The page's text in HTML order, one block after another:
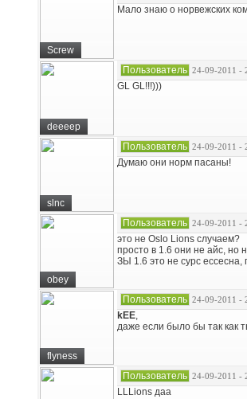
Screw
Мало знаю о норвежских
deeeep
Пользователь 24-09-2011 -
GL GL!!!)))
slnc
Пользователь 24-09-2011 -
Думаю они норм пасаны!
obey
Пользователь 24-09-2011 -
это не Oslo Lions случаем?
просто в 1.6 они не айс, но
ЗЫ 1.6 это не сурс ессесна,
flyness
Пользователь 24-09-2011 -
kEE,
даже если было бы так как
Пользователь 24-09-2011 -
LLLions даа